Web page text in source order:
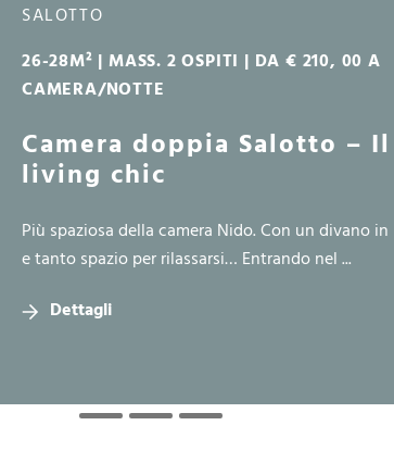
SALOTTO
26-28M² | MASS. 2 OSPITI | DA € 210, 00 A
CAMERA/NOTTE
Camera doppia Salotto – Il
living chic
Più spaziosa della camera Nido. Con un divano
e tanto spazio per rilassarsi… Entrando nel ...
Dettagli